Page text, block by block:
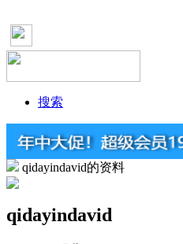
搜索
qidayindavid的资料
qidayindavid